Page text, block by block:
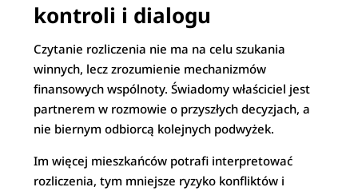
kontroli i dialogu
Czytanie rozliczenia nie ma na celu szukania
winnych, lecz zrozumienie mechanizmów
finansowych wspólnoty. Świadomy właściciel jest
partnerem w rozmowie o przyszłych decyzjach, a
nie biernym odbiorcą kolejnych podwyżek.
Im więcej mieszkańców potrafi interpretować
rozliczenia, tym mniejsze ryzyko konfliktów i